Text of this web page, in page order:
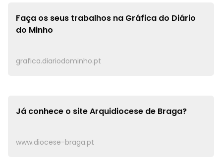
Faça os seus trabalhos na Gráfica do Diário
do Minho
grafica.diariodominho.pt
Já conhece o siteArquidiocese de Braga?
www.diocese-braga.pt